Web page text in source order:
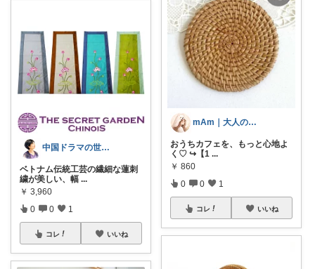
中国ドラマの世界を旅する
ベトナム伝統工芸の繊細な蓮刺
繍が美しい、幅 ...
￥ 3,960
0 0 1
コレ いいね
mAm｜大人のご褒美セレクト
おうちカフェを、もっと心地よ
く♡ ↪︎【1 ...
￥ 860
0 0 1
コレ いいね